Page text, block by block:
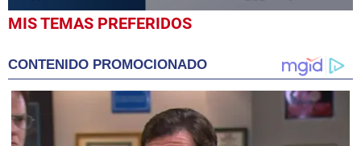
0
seconds
minute,
24
seconds
MIS TEMAS PREFERIDOS
CONTENIDO PROMOCIONADO